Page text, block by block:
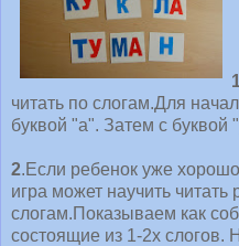
читать по слогам.Для
буквой "а". Затем с буквой
2.Если ребенок уже
игра может научить читать
слогам.Показываем как
состоящие из 1-2х